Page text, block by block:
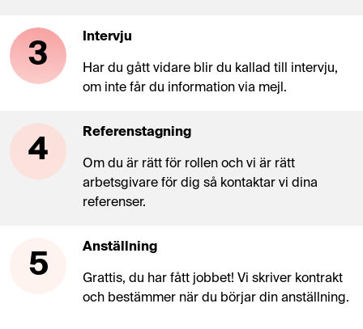
3
Intervju
Har du gått vidare blir du kallad till intervju,
om inte får du information via mejl.
4
Referenstagning
Om du är rätt för rollen och vi är rätt
arbetsgivare för dig så kontaktar vi dina
referenser.
5
Anställning
Grattis, du har fått jobbet! Vi skriver kontrakt
och bestämmer när du börjar din anställning.